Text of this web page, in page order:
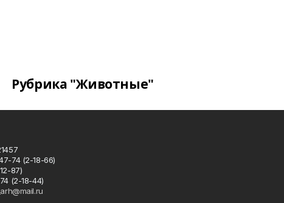
Рубрика "Животные"
74 (2-18-66)
87)
(2-18-44)